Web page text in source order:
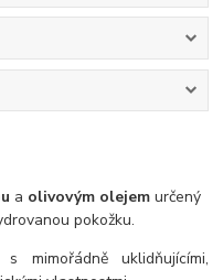
a olivovým olejem určený
pokožku.
mimořádně uklidňujícími,